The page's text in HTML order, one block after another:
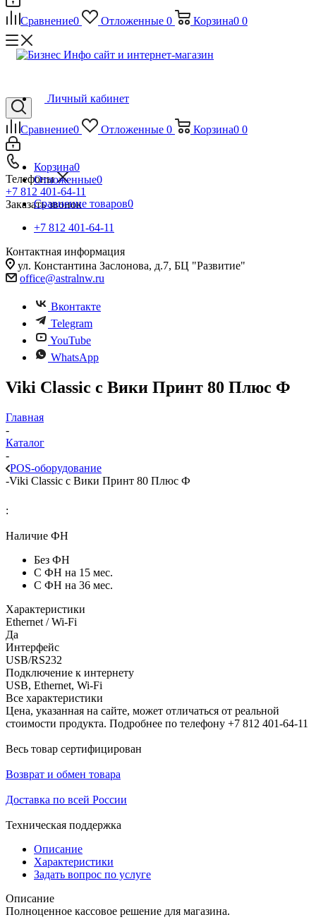
Сравнение0 Отложенные 0 Корзина0 0
Сравнение0 Отложенные 0 Корзина0 0
Телефоны
+7 812 401-64-11
Заказать звонок
Личный кабинет
Корзина0
Отложенные0
Сравнение товаров0
+7 812 401-64-11
Контактная информация
ул. Константина Заслонова, д.7, БЦ "Развитие"
office@astralnw.ru
Вконтакте
Telegram
YouTube
WhatsApp
Viki Classic с Вики Принт 80 Плюс Ф
Главная
-
Каталог
-
POS-оборудование
-Viki Classic с Вики Принт 80 Плюс Ф
:
Наличие ФН
Без ФН
С ФН на 15 мес.
С ФН на 36 мес.
Характеристики
Ethernet / Wi-Fi
Да
Интерфейс
USB/RS232
Подключение к интернету
USB, Ethernet, Wi-Fi
Все характеристики
Цена, указанная на сайте, может отличаться от реальной
стоимости продукта. Подробнее по телефону +7 812 401-64-11
Весь товар сертифицирован
Возврат и обмен товара
Доставка по всей России
Техническая поддержка
Описание
Характеристики
Задать вопрос по услуге
Описание
Полноценное кассовое решение для магазина.